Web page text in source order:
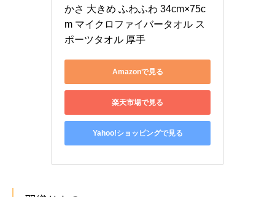
かさ 大きめ ふわふわ 34cm×75c
m マイクロファイバータオル ス
ポーツタオル 厚手
Amazonで見る
楽天市場で見る
Yahoo!ショッピングで見る